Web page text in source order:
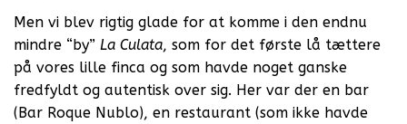
Men vi blev rigtig glade for at komme i den endnu
mindre “by” La Culata, som for det første lå tættere
på vores lille finca og som havde noget ganske
fredfyldt og autentisk over sig. Her var der en bar
(Bar Roque Nublo), en restaurant (som ikke havde